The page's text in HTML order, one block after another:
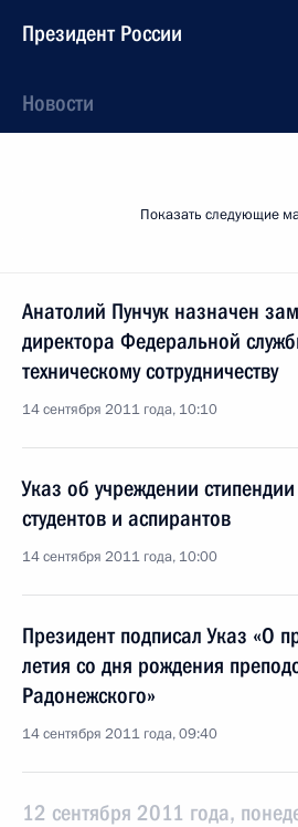
Президент России
Новости
Показать следующие
Анатолий Пунчук назначен
директора Федеральной
техническому сотрудничеству
14 сентября 2011 года, 10:10
Указ об учреждении
студентов и аспирантов
14 сентября 2011 года, 10:00
Президент подписал Указ «О
летия со дня рождения
Радонежского»
14 сентября 2011 года, 09:40
12 сентября 2011 года,